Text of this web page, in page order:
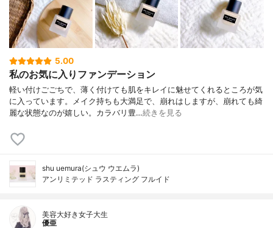
5.00
私のお気に入りファンデーション
軽い付けごごちで、薄く付けても肌をキレイに魅せてくれるところが気
に入っています。メイク持ちも大満足で、崩れはしますが、崩れても綺
麗な状態なのが嬉しい。カラバリ豊…続きを見る
shu uemura(シュウ ウエムラ)
アンリミテッド ラスティング フルイド
美容大好き女子大生
優亜